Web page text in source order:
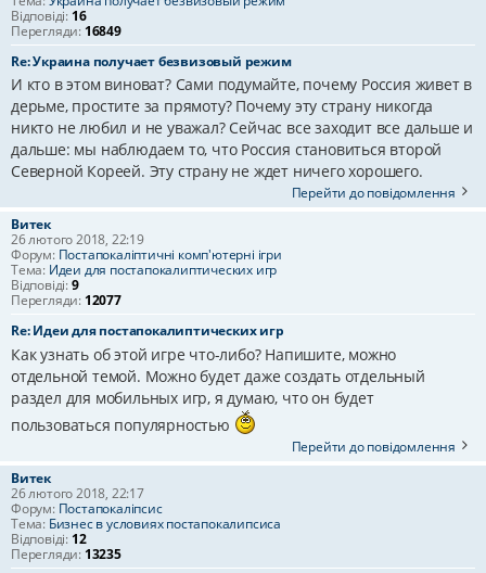
Відповіді: 16
Перегляди: 16849
Re: Украина получает безвизовый режим
И кто в этом виноват? Сами подумайте, почему Россия живет в
дерьме, простите за прямоту? Почему эту страну никогда
никто не любил и не уважал? Сейчас все заходит все дальше и
дальше: мы наблюдаем то, что Россия становиться второй
Северной Кореей. Эту страну не ждет ничего хорошего.
Перейти до повідомлення
Витек
26 лютого 2018, 22:19
Форум: Постапокаліптичні комп'ютерні ігри
Тема: Идеи для постапокалиптических игр
Відповіді:9
Перегляди: 12077
Re: Идеи для постапокалиптических игр
Как узнать об этой игре что-либо? Напишите, можно
отдельной темой. Можно будет даже создать отдельный
раздел для мобильных игр, я думаю, что он будет
пользоваться популярностью
Перейти до повідомлення
Витек
26 лютого 2018, 22:17
Форум: Постапокаліпсис
Тема: Бизнес в условиях постапокалипсиса
Відповіді: 12
Перегляди: 13235